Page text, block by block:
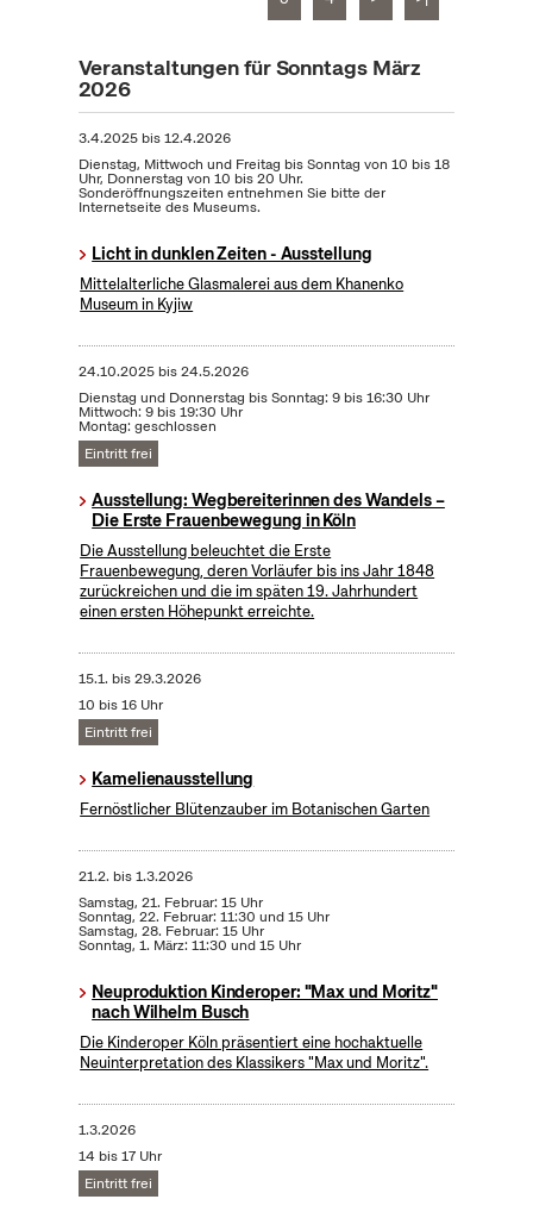
Veranstaltungen für Sonntags März
2026
3.4.2025bis12.4.2026
Dienstag, Mittwoch und Freitag bis Sonntag von 10 bis 18
Uhr, Donnerstag von 10 bis 20 Uhr.
Sonderöffnungszeiten entnehmen Sie bitte der
Internetseite des Museums.
Licht in dunklen Zeiten - Ausstellung
Mittelalterliche Glasmalerei aus dem Khanenko
Museum in Kyjiw
24.10.2025bis24.5.2026
Dienstag und Donnerstag bis Sonntag: 9 bis 16:30 Uhr
Mittwoch: 9 bis 19:30 Uhr
Montag: geschlossen
Eintritt frei
Ausstellung: Wegbereiterinnen des Wandels –
Die Erste Frauenbewegung in Köln
Die Ausstellung beleuchtet die Erste
Frauenbewegung, deren Vorläufer bis ins Jahr 1848
zurückreichen und die im späten 19. Jahrhundert
einen ersten Höhepunkt erreichte.
15.1. bis29.3.2026
10 bis 16 Uhr
Eintritt frei
Kamelienausstellung
Fernöstlicher Blütenzauber im Botanischen Garten
21.2. bis1.3.2026
Samstag, 21. Februar: 15 Uhr
Sonntag, 22. Februar: 11:30 und 15 Uhr
Samstag, 28. Februar: 15 Uhr
Sonntag, 1. März: 11:30 und 15 Uhr
Neuproduktion Kinderoper: "Max und Moritz"
nach Wilhelm Busch
Die Kinderoper Köln präsentiert eine hochaktuelle
Neuinterpretation des Klassikers "Max und Moritz".
1.3.2026
14 bis 17 Uhr
Eintritt frei